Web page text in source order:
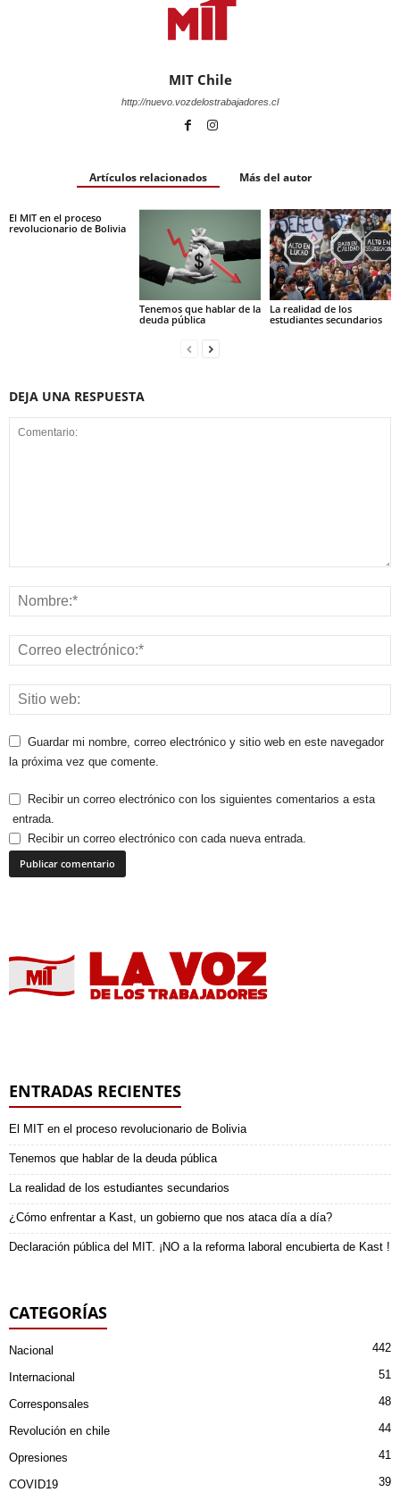
MIT Chile
http://nuevo.vozdelostrabajadores.cl
Artículos relacionados Más del autor
El MIT en el proceso
revolucionario de Bolivia
Tenemos que hablar de la
deuda pública
La realidad de los
estudiantes secundarios
DEJA UNA RESPUESTA
Guardar mi nombre, correo electrónico y sitio web en este navegador
la próxima vez que comente.
Recibir un correo electrónico con los siguientes comentarios a esta
entrada.
Recibir un correo electrónico con cada nueva entrada.
ENTRADAS RECIENTES
El MIT en el proceso revolucionario de Bolivia
Tenemos que hablar de la deuda pública
La realidad de los estudiantes secundarios
¿Cómo enfrentar a Kast, un gobierno que nos ataca día a día?
Declaración pública del MIT. ¡NO a la reforma laboral encubierta de Kast !
CATEGORÍAS
Nacional 442
Internacional 51
Corresponsales 48
Revolución en chile 44
Opresiones 41
COVID19 39